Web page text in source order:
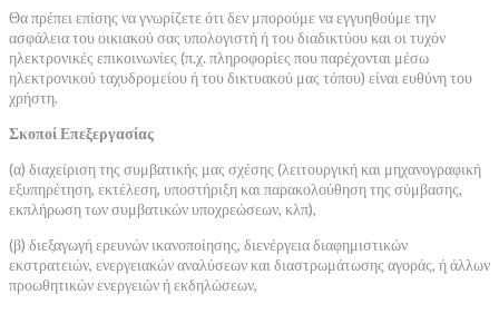
Θα πρέπει επίσης να γνωρίζετε ότι δεν μπορούμε να εγγυηθούμε την
ασφάλεια του οικιακού σας υπολογιστή ή του διαδικτύου και οι τυχόν
ηλεκτρονικές επικοινωνίες (π.χ. πληροφορίες που παρέχονται μέσω
ηλεκτρονικού ταχυδρομείου ή του δικτυακού μας τόπου) είναι ευθύνη του
χρήστη.
Σκοποί Επεξεργασίας
(α) διαχείριση της συμβατικής μας σχέσης (λειτουργική και μηχανογραφική
εξυπηρέτηση, εκτέλεση, υποστήριξη και παρακολούθηση της σύμβασης,
εκπλήρωση των συμβατικών υποχρεώσεων, κλπ),
(β) διεξαγωγή ερευνών ικανοποίησης, διενέργεια διαφημιστικών
εκστρατειών, ενεργειακών αναλύσεων και διαστρωμάτωσης αγοράς, ή άλλων
προωθητικών ενεργειών ή εκδηλώσεων,